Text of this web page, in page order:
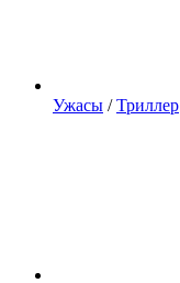
Ужасы /Триллер